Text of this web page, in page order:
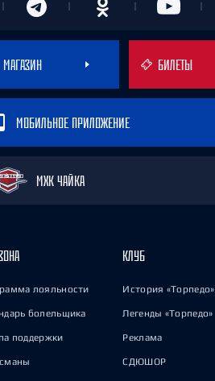
МАГАЗИН БИЛЕТЫ
МОБИЛЬНОЕ ПРИЛОЖЕНИЕ
МХК ЧАЙКА
лояльности
болельщика
поддержки
КЛУБ
История «Торпедо»
Легенды «Торпедо»
Реклама
СДЮШОР